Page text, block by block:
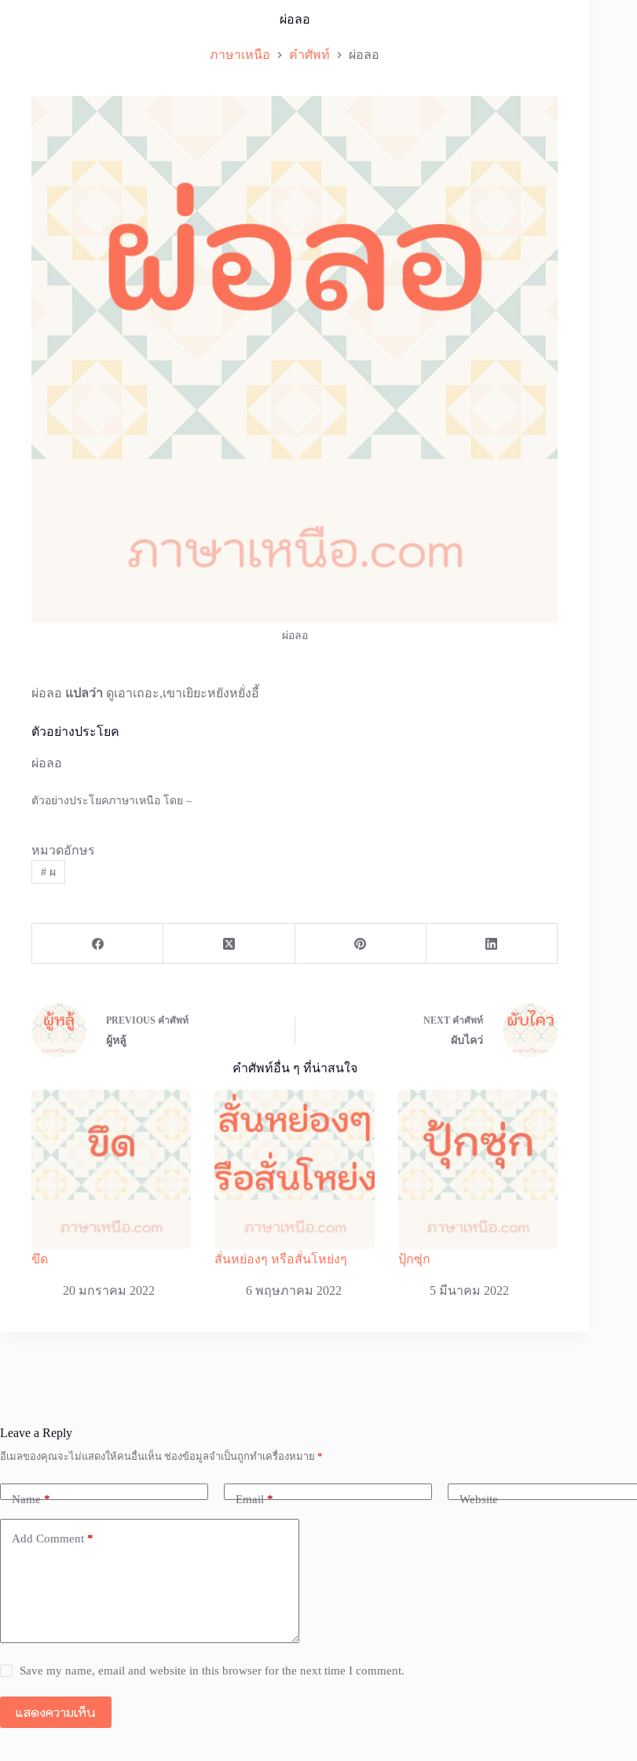
ผ่อลอ
ภาษาเหนือ คำศัพท์ ผ่อลอ
ผ่อลอ
ผ่อลอ แปลว่า ดูเอาเถอะ,เขาเยิยะหยังหยั่งอี้
ตัวอย่างประโยค
ผ่อลอ
ตัวอย่างประโยคภาษาเหนือ โดย –
หมวดอักษร
#ผ
PREVIOUS คำศัพท์
ผู้หลู้
NEXT คำศัพท์
ผับไคว่
คำศัพท์อื่น ๆ ที่น่าสนใจ
ขึด
20 มกราคม 2022
สั่นหย่องๆ หรือสั่นโหย่งๆ
6 พฤษภาคม 2022
ปุ้กซุ่ก
5 มีนาคม 2022
Leave a Reply
อีเมลของคุณจะไม่แสดงให้คนอื่นเห็น ช่องข้อมูลจำเป็นถูกทำเครื่องหมาย *
Name* Email* Website
Add Comment *
Save my name, email and website in this browser for the next time I comment.
แสดงความเห็น